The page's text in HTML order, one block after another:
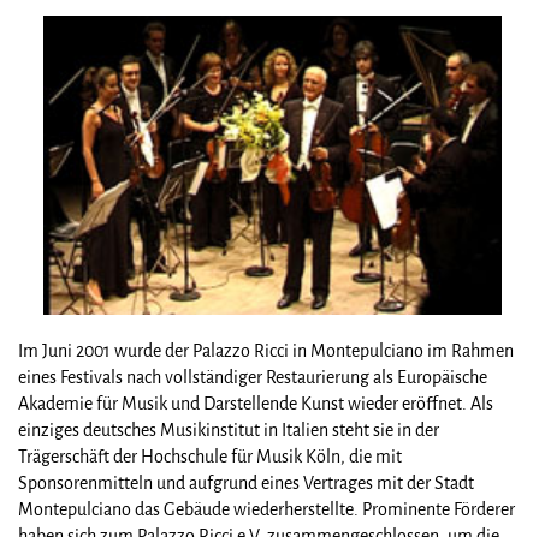
Im Juni 2001 wurde der Palazzo Ricci in Montepulciano im Rahmen
eines Festivals nach vollständiger Restaurierung als Europäische
Akademie für Musik und Darstellende Kunst wieder eröffnet. Als
einziges deutsches Musikinstitut in Italien steht sie in der
Trägerschäft der Hochschule für Musik Köln, die mit
Sponsorenmitteln und aufgrund eines Vertrages mit der Stadt
Montepulciano das Gebäude wiederherstellte. Prominente Förderer